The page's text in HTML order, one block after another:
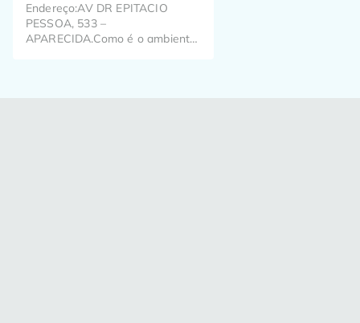
Endereço:AV DR EPITACIO
PESSOA, 533 –
APARECIDA.Como é o ambiente